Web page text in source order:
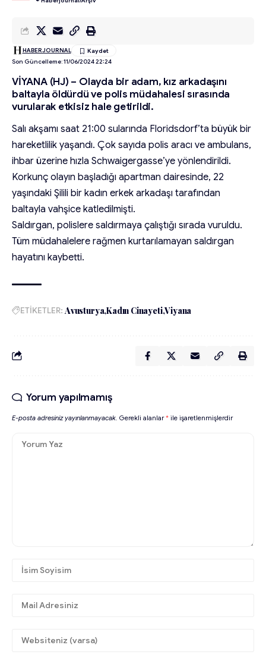
Son Güncelleme: 11/06/2024 22:24
HABERJOURNAL
VİYANA (HJ) – Olayda bir adam, kız arkadaşını
baltayla öldürdü ve polis müdahalesi sırasında
vurularak etkisiz hale getirildi.
Salı akşamı saat 21:00 sularında Floridsdorf’ta büyük bir
hareketlilik yaşandı. Çok sayıda polis aracı ve ambulans,
ihbar üzerine hızla Schwaigergasse’ye yönlendirildi.
Korkunç olayın başladığı apartman dairesinde, 22
yaşındaki Şilili bir kadın erkek arkadaşı tarafından
baltayla vahşice katledilmişti.
Saldırgan, polislere saldırmaya çalıştığı sırada vuruldu.
Tüm müdahalelere rağmen kurtarılamayan saldırgan
hayatını kaybetti.
ETİKETLER: Avusturya Kadın Cinayeti Viyana
Yorum yapılmamış
E-posta adresiniz yayınlanmayacak. Gerekli alanlar* ile işaretlenmişlerdir